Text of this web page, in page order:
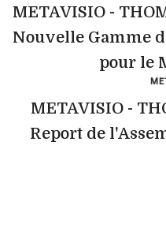
METAVISIO -
Nouvelle Gamme
pour le
METAVISIO -
Report de